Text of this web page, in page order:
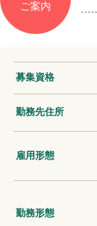
ご案内
募集資格
勤務先住所
雇用形態
勤務形態